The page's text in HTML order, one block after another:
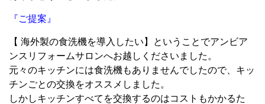
『ご提案』
【 海外製の食洗機を導入したい】ということでアンビア
ンスリフォームサロンへお越しくださいました。
元々のキッチンには食洗機もありませんでしたので、キッ
チンごとの交換をオススメしました。
しかしキッチンすべてを交換するのはコストもかかるた